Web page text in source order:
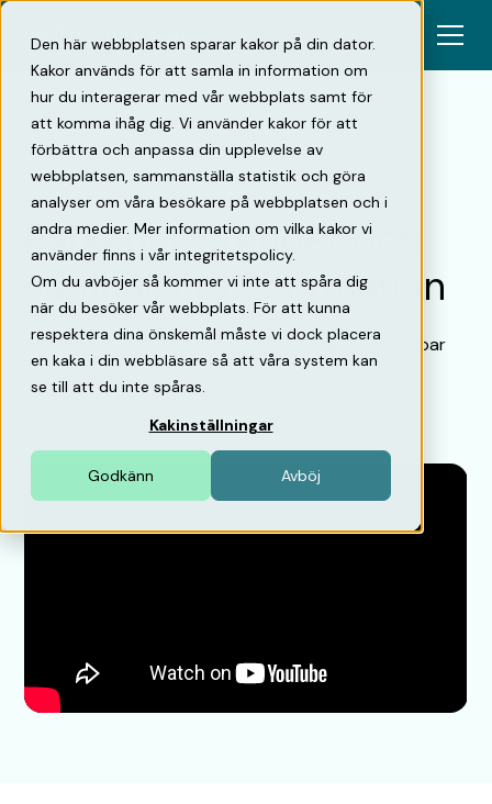
Den här webbplatsen sparar kakor på din dator.
Kakor används för att samla in information om
hur du interagerar med vår webbplats samt för
att komma ihåg dig. Vi använder kakor för att
förbättra och anpassa din upplevelse av
webbplatsen, sammanställa statistik och göra
analyser om våra besökare på webbplatsen och i
andra medier. Mer information om vilka kakor vi
använder finns i vår integritetspolicy.
Om du avböjer så kommer vi inte att spåra dig
när du besöker vår webbplats. För att kunna
respektera dina önskemål måste vi dock placera
en kaka i din webbläsare så att våra system kan
se till att du inte spåras.
Kakinställningar
Godkänn Avböj
Tillbaka
Parkerings­trender och
samhälls­transformation
Så navigerar ni rätt och tryggar en långsiktigt hållbar
parkeringsaffär.